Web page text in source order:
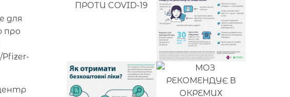
для
про